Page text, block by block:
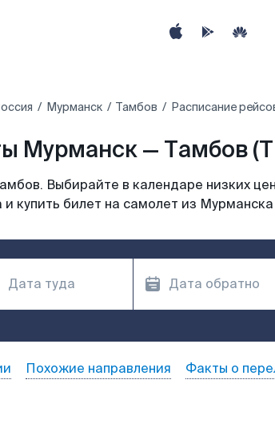
Мурманск Тамбов Расписание
Мурманск — Тамбов
Выбирайте в календаре низких
купить билет на самолет из
Похожие направления Факты о